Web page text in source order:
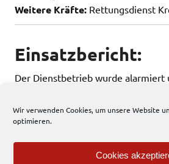
Wir verwenden Cookies, um unsere Website
optimieren.
Cookies
Weitere Kräfte: Rettungsdienst
Einsatzbericht:
Der Dienstbetrieb wurde alarmiert
289 total views